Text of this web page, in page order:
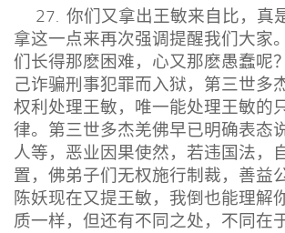
27. 你们又拿出王敏来自比，真
拿这一点来再次强调提醒我们大家
们长得那麽困难，心又那麽愚蠢呢
己诈骗刑事犯罪而入狱，第三世多
权利处理王敏，唯一能处理王敏的
律。第三世多杰羌佛早已明确表态
人等，恶业因果使然，若违国法，
置，佛弟子们无权施行制裁，善益
陈妖现在又提王敏，我倒也能理解
质一样，但还有不同之处，不同在